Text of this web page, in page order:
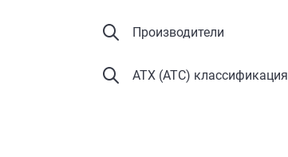
Производители
АТХ (ATC) классификация